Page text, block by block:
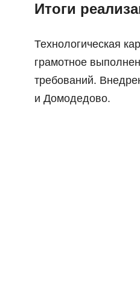
Итоги
Технологическая
грамотное
требований.
и Домодедово.